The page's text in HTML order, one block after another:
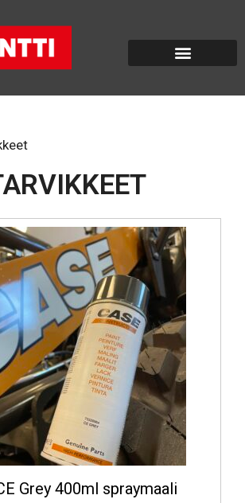
Grey 400ml spraymaali